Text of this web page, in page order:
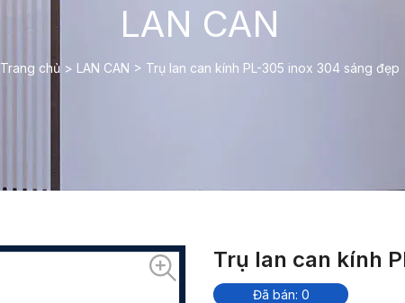
LAN CAN
Trang chủ > LAN CAN > Trụ lan can kính PL-305 inox 304 sáng đẹp
Trụ lan can kính
Đã bán: 0